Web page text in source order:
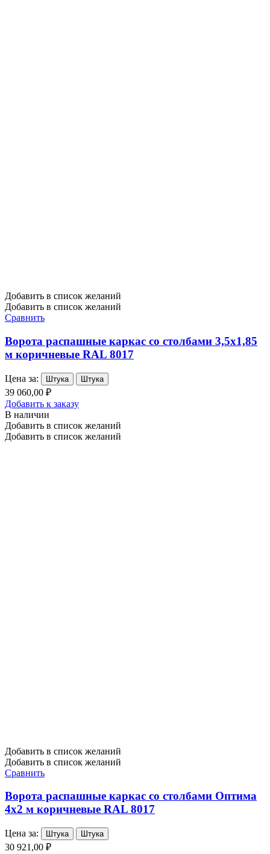
Добавить в список желаний
Добавить в список желаний
Сравнить
Ворота распашные каркас со столбами 3,5х1,85
м коричневые RAL 8017
Цена за: Штука Штука
39 060,00 ₽
Добавить к заказу
В наличии
Добавить в список желаний
Добавить в список желаний
Добавить в список желаний
Добавить в список желаний
Сравнить
Ворота распашные каркас со столбами Оптима
4х2 м коричневые RAL 8017
Цена за: Штука Штука
30 921,00 ₽